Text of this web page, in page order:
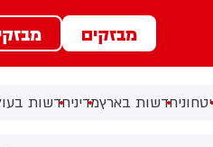
מבזקים
חדשות בארץמדיניחדשות